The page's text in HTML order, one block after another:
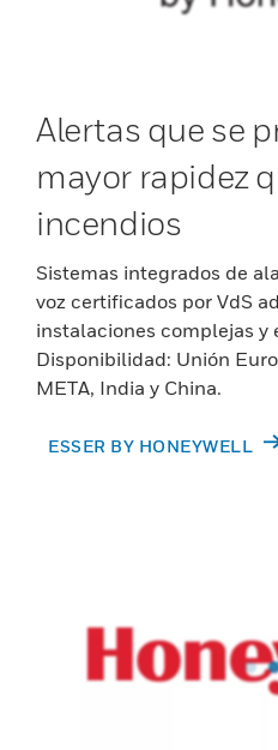
Alertas que se
mayor rapidez
incendios
Sistemas integrados de
voz certificados por VdS
instalaciones complejas y
Disponibilidad: Unión
META, India y China.
ESSER BY HONEYWELL